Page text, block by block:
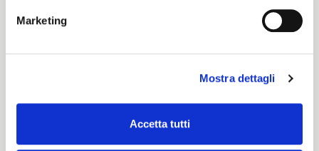
Marketing
Mostra dettagli
Accetta tutti
Are you interested in this fabric?